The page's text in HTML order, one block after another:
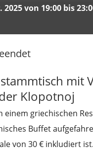
von 19:00 bis
mit
Klopotnoj
einem griechischen
Buffet
von 30 € inkludiert